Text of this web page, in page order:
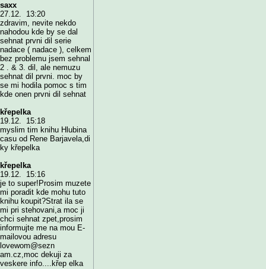
saxx
27.12. 13:20
zdravim, nevite nekdo
nahodou kde by se dal
sehnat prvni dil serie
nadace ( nadace ), celkem
bez problemu jsem sehnal
2 . & 3. dil, ale nemuzu
sehnat dil prvni. moc by
se mi hodila pomoc s tim
kde onen prvni dil sehnat
křepelka
19.12. 15:18
myslim tim knihu Hlubina
casu od Rene Barjavela,di
ky křepelka
křepelka
19.12. 15:16
je to super!Prosim muzete
mi poradit kde mohu tuto
knihu koupit?Strat ila se
mi pri stehovani,a moc ji
chci sehnat zpet,prosim
informujte me na mou E-
mailovou adresu
lovewom@sezn
am.cz,moc dekuji za
veskere info....křep elka